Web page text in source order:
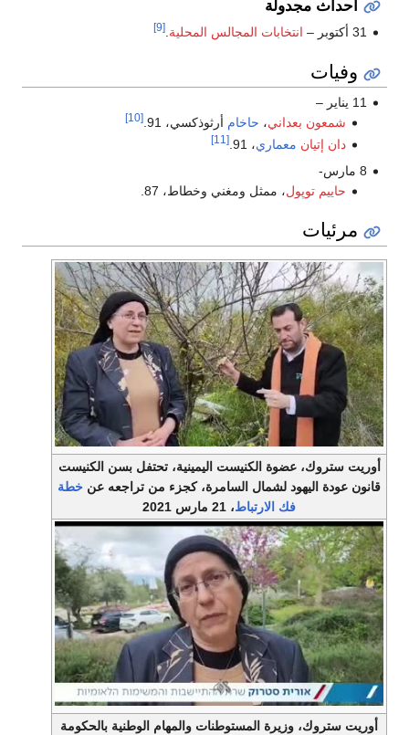
أحداث مجدولة
31 أكتوبر – انتخابات المجالس المحلية .
[9]
وفيات
11 يناير –
شمعون بعداني، حاخام أرثوذكسي، 91. [10]
دان إتيان معماري، 91. [11]
8 مارس-
حاييم توپول، ممثل ومغني وخطاط، 87.
مرئيات
أوريت ستروك، عضوة الكنيست اليمينية، تحتفل بسن الكنيست
قانون عودة اليهود لشمال السامرة، كجزء من تراجعه عن خطة
فك الارتباط، 21 مارس 2021
أوريت ستروك، وزيرة المستوطنات والمهام الوطنية بالحكومة